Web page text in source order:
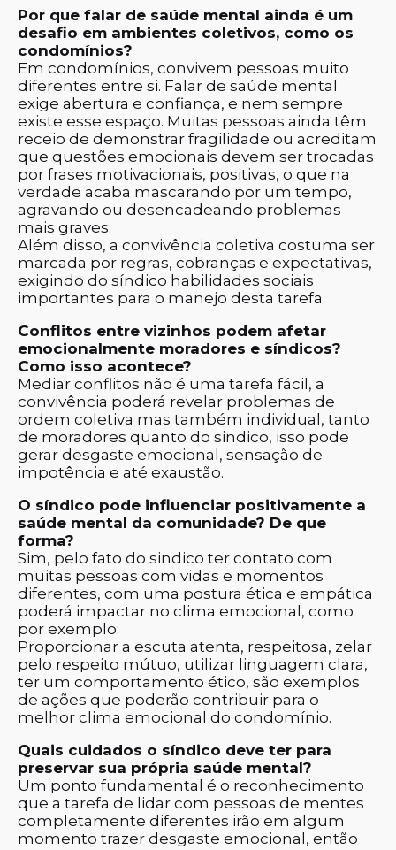
Por que falar de saúde mental ainda é um
desafio em ambientes coletivos, como os
condomínios?
Em condomínios, convivem pessoas muito
diferentes entre si. Falar de saúde mental
exige abertura e confiança, e nem sempre
existe esse espaço. Muitas pessoas ainda têm
receio de demonstrar fragilidade ou acreditam
que questões emocionais devem ser trocadas
por frases motivacionais, positivas, o que na
verdade acaba mascarando por um tempo,
agravando ou desencadeando problemas
mais graves.
Além disso, a convivência coletiva costuma ser
marcada por regras, cobranças e expectativas,
exigindo do síndico habilidades sociais
importantes para o manejo desta tarefa.
Conflitos entre vizinhos podem afetar
emocionalmente moradores e síndicos?
Como isso acontece?
Mediar conflitos não é uma tarefa fácil, a
convivência poderá revelar problemas de
ordem coletiva mas também individual, tanto
de moradores quanto do sindico, isso pode
gerar desgaste emocional, sensação de
impotência e até exaustão.
O síndico pode influenciar positivamente a
saúde mental da comunidade? De que
forma?
Sim, pelo fato do sindico ter contato com
muitas pessoas com vidas e momentos
diferentes, com uma postura ética e empática
poderá impactar no clima emocional, como
por exemplo:
Proporcionar a escuta atenta, respeitosa, zelar
pelo respeito mútuo, utilizar linguagem clara,
ter um comportamento ético, são exemplos
de ações que poderão contribuir para o
melhor clima emocional do condomínio.
Quais cuidados o síndico deve ter para
preservar sua própria saúde mental?
Um ponto fundamental é o reconhecimento
que a tarefa de lidar com pessoas de mentes
completamente diferentes irão em algum
momento trazer desgaste emocional, então